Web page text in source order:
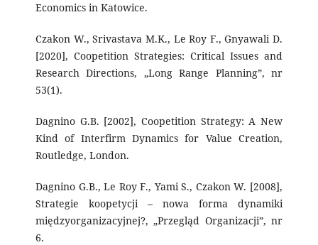
Economics in Katowice.
Czakon W., Srivastava M.K., Le Roy F., Gnyawali D.
[2020], Coopetition Strategies: Critical Issues and
Research Directions, „Long Range Planning”, nr
53(1).
Dagnino G.B. [2002], Coopetition Strategy: A New
Kind of Interfirm Dynamics for Value Creation,
Routledge, London.
Dagnino G.B., Le Roy F., Yami S., Czakon W. [2008],
Strategie koopetycji – nowa forma dynamiki
międzyorganizacyjnej?, „Przegląd Organizacji”, nr
6.